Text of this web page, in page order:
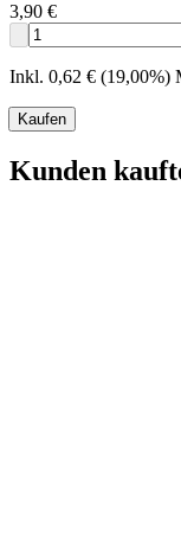
3,90 €
Inkl. 0,62 € (19,00%)
Kaufen
Kunden